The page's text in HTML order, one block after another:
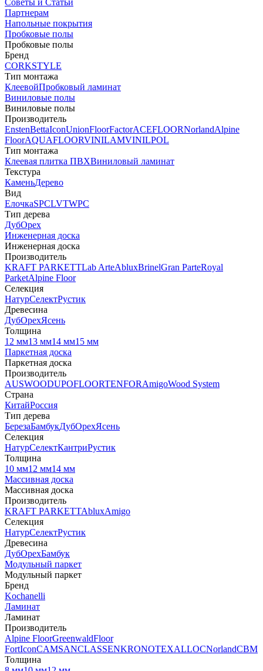
Советы и Статьи
Партнерам
Напольные покрытия
Пробковые полы
Пробковые полы
Бренд
CORKSTYLE
Тип монтажа
КлеевойПробковый ламинат
Виниловые полы
Виниловые полы
Производитель
EnstenBettaIconUnionFloorFactorACEFLOORNorlandAlpine
FloorAQUAFLOORVINILAMVINILPOL
Тип монтажа
Клеевая плитка ПВХВиниловый ламинат
Текстура
КаменьДерево
Вид
ЕлочкаSPCLVTWPC
Тип дерева
ДубОрех
Инженерная доска
Инженерная доска
Производитель
KRAFT PARKETTLab ArteAbluxBrinelGran ParteRoyal
ParketAlpine Floor
Селекция
НатурСелектРустик
Древесина
ДубОрехЯсень
Толщина
12 мм13 мм14 мм15 мм
Паркетная доска
Паркетная доска
Производитель
AUSWOODUPOFLOORTENFORAmigoWood System
Страна
КитайРоссия
Тип дерева
БерезаБамбукДубОрехЯсень
Селекция
НатурСелектКантриРустик
Толщина
10 мм12 мм14 мм
Массивная доска
Массивная доска
Производитель
KRAFT PARKETTAbluxAmigo
Селекция
НатурСелектРустик
Древесина
ДубОрехБамбук
Модульный паркет
Модульный паркет
Бренд
Kochanelli
Ламинат
Ламинат
Производитель
Alpine FloorGreenwaldFloor
FortIconCAMSANCLASSENKRONOTEXALLOCNorlandCBM
Толщина